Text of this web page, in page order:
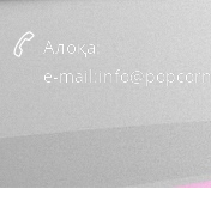
Алоқа:
e-